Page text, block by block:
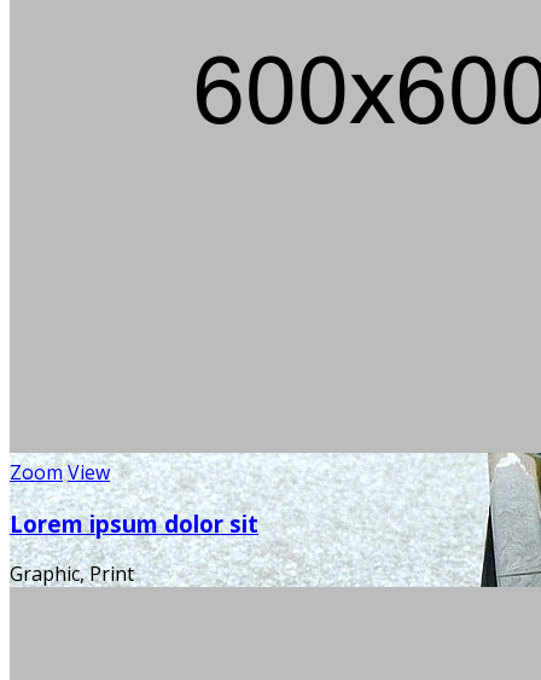
ZoomView
Lorem ipsum dolor sit
Graphic, Print